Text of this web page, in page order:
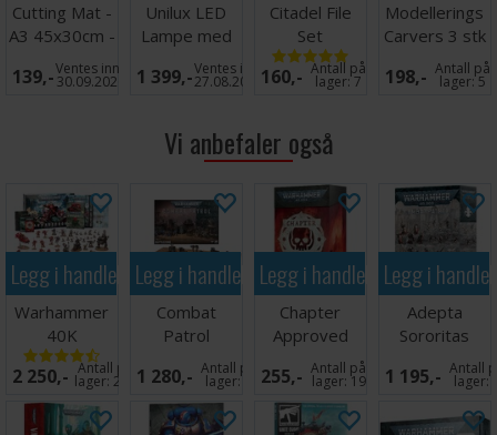
Cutting Mat -
A3 45x30cm -
Sort
139,-Ventes inn
30.09.2026
Unilux LED
Lampe med
1 399,-Ventes inn
27.08.2026
Citadel File
Set
160,- Antall på
lager:7
Modellerings
Carvers 3 stk
- Tosidige
198,- Antall på
lager:5
Vi anbefaler også
Legg i handlekurven
Warhammer
40K
Armageddon
2 250,- Antall på
lager: 20+
Legg i handlekurven
Combat
Patrol
Battlezone
1 280,- Antall på
lager:
Legg i handlekurven
Chapter
Approved
Mission Deck
2026-27
255,- Antall på
lager: 19
Legg i
Adepta
Sororitas
Combat
Patrol
1 195,- Antall
lager: